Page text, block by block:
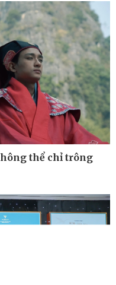
khỏe
dưỡng - món ngon
thuốc
phụ khoa
đẹp - giảm cân
mạch online
sạch sống khỏe
thể chỉ trông